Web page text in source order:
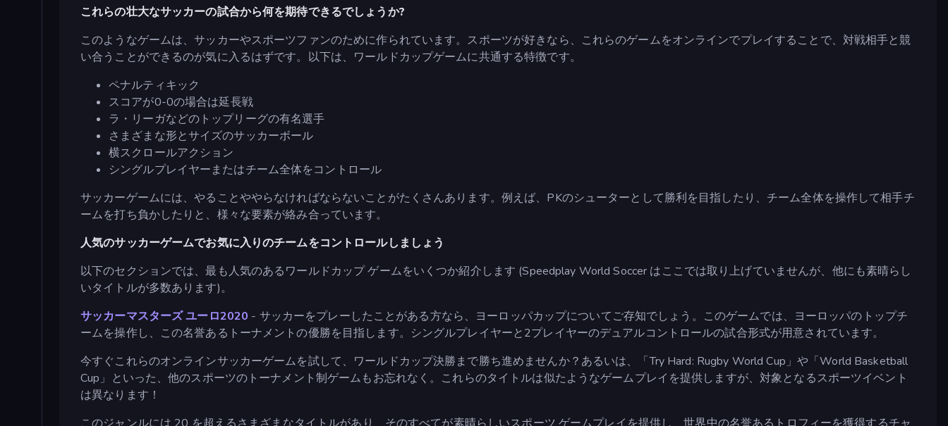
これらの壮大なサッカーの試合から何を期待できるでしょうか?
このようなゲームは、サッカーやスポーツファンのために作られています。スポーツが好きなら、これらのゲームをオンラインでプレイすることで、対戦相手と競
い合うことができるのが気に入るはずです。以下は、ワールドカップゲームに共通する特徴です。
ペナルティキック
スコアが0-0の場合は延長戦
ラ・リーガなどのトップリーグの有名選手
さまざまな形とサイズのサッカーボール
横スクロールアクション
シングルプレイヤーまたはチーム全体をコントロール
サッカーゲームには、やることややらなければならないことがたくさんあります。例えば、PKのシューターとして勝利を目指したり、チーム全体を操作して相手チ
ームを打ち負かしたりと、様々な要素が絡み合っています。
人気のサッカーゲームでお気に入りのチームをコントロールしましょう
以下のセクションでは、最も人気のあるワールドカップ ゲームをいくつか紹介します (Speedplay World Soccer はここでは取り上げていませんが、他にも素晴らし
いタイトルが多数あります)。
サッカーマスターズ ユーロ2020 - サッカーをプレーしたことがある方なら、ヨーロッパカップについてご存知でしょう。このゲームでは、ヨーロッパのトップチ
ームを操作し、この名誉あるトーナメントの優勝を目指します。シングルプレイヤーと2プレイヤーのデュアルコントロールの試合形式が用意されています。
今すぐこれらのオンラインサッカーゲームを試して、ワールドカップ決勝まで勝ち進めませんか？あるいは、「Try Hard: Rugby World Cup」や「World Basketball
Cup」といった、他のスポーツのトーナメント制ゲームもお忘れなく。これらのタイトルは似たようなゲームプレイを提供しますが、対象となるスポーツイベント
は異なります！